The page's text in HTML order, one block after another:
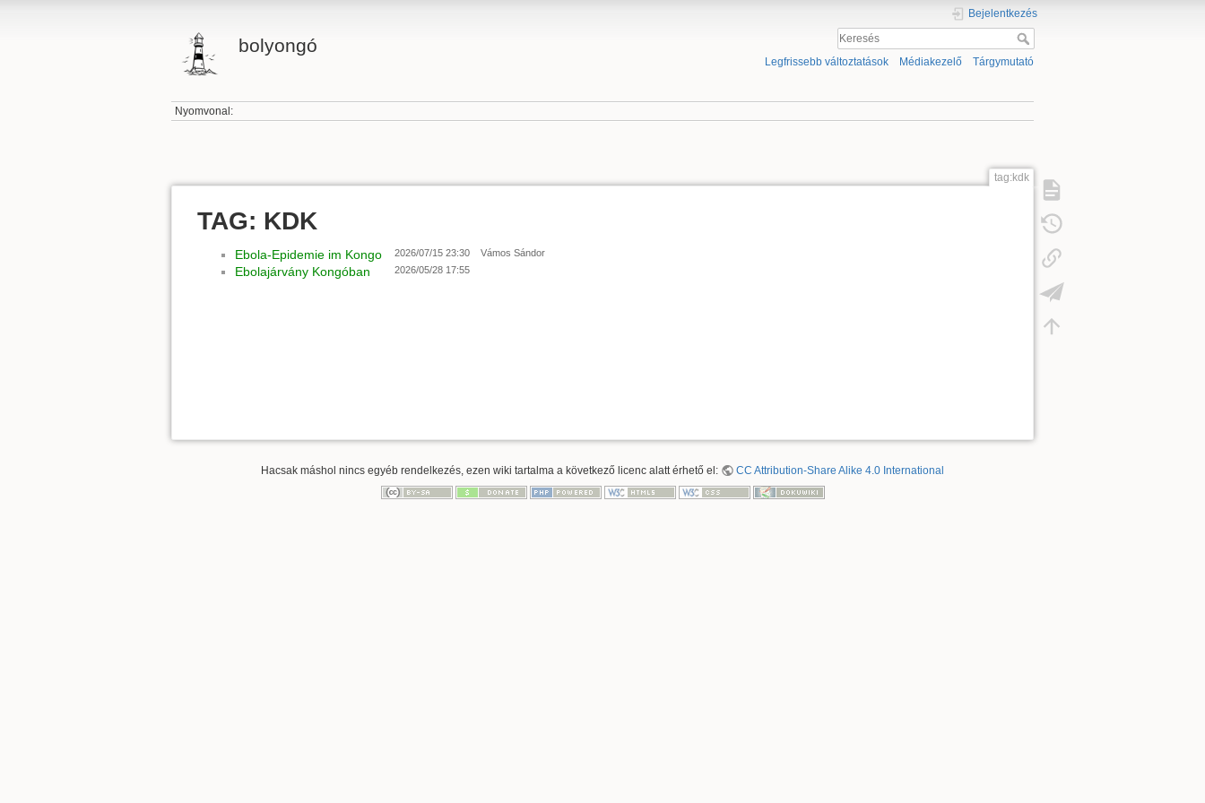
bolyongó
Bejelentkezés
Legfrissebb változtatások Médiakezelő Tárgymutató
Nyomvonal:
tag:kdk
TAG: KDK
Ebola-Epidemie im Kongo 2026/07/15 23:30 Vámos Sándor
Ebolajárvány Kongóban 2026/05/28 17:55
Hacsak máshol nincs egyéb rendelkezés, ezen wiki tartalma a következő licenc alatt érhető el: CC Attribution-Share Alike 4.0 International